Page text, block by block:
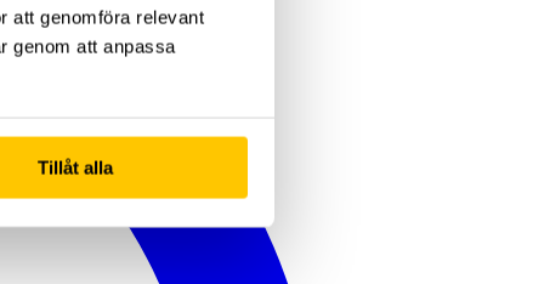
att genomföra relevant
genom att anpassa
Tillåt alla